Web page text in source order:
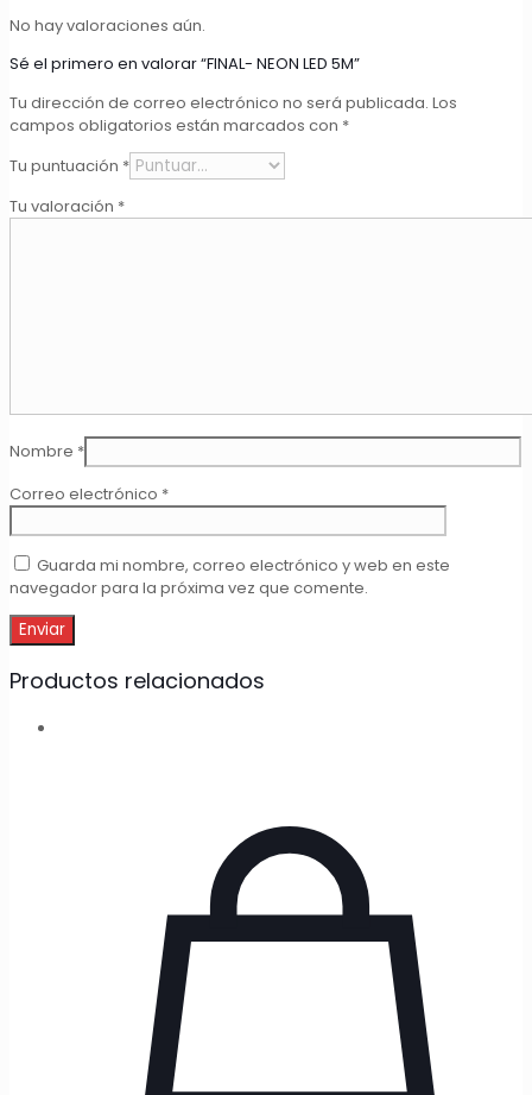
No hay valoraciones aún.
Sé el primero en valorar “FINAL- NEON LED 5M”
Tu dirección de correo electrónico no será publicada. Los
campos obligatorios están marcados con *
Tu puntuación *
Tu valoración *
Nombre *
Correo electrónico *
Guarda mi nombre, correo electrónico y web en este
navegador para la próxima vez que comente.
Productos relacionados